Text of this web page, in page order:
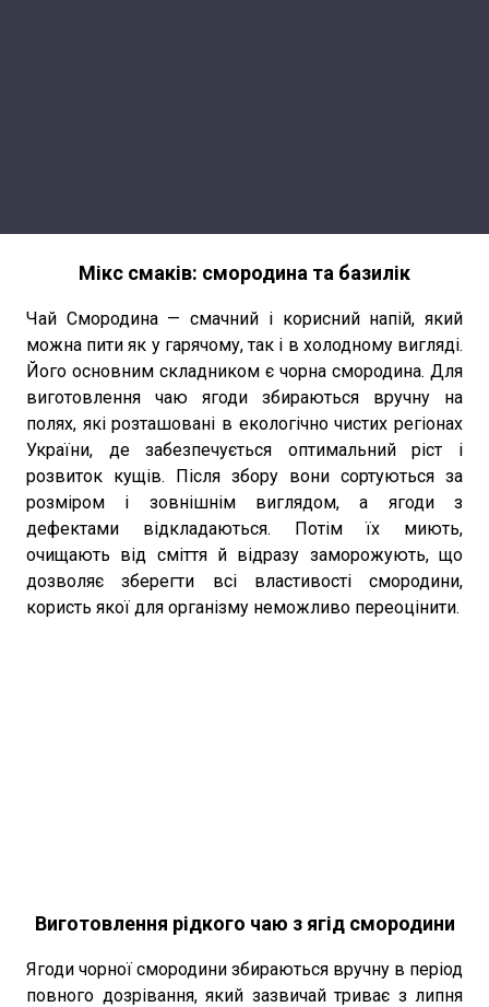
Мікс смаків: смородина та базилік
Чай Смородина — смачний і корисний напій, який
можна пити як у гарячому, так і в холодному вигляді.
Його основним складником є чорна смородина. Для
виготовлення чаю ягоди збираються вручну на
полях, які розташовані в екологічно чистих регіонах
України, де забезпечується оптимальний ріст і
розвиток кущів. Після збору вони сортуються за
розміром і зовнішнім виглядом, а ягоди з
дефектами відкладаються. Потім їх миють,
очищають від сміття й відразу заморожують, що
дозволяє зберегти всі властивості смородини,
користь якої для організму неможливо переоцінити.
Виготовлення рідкого чаю з ягід смородини
Ягоди чорної смородини збираються вручну в період
повного дозрівання, який зазвичай триває з липня